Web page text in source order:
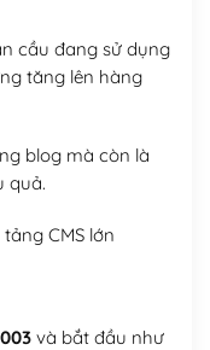
cầu đang sử dụng
tăng lên hàng
blog mà còn là
quả.
CMS lớn
và bắt đầu như